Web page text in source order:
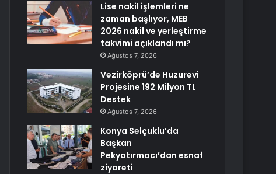
Lise nakil işlemleri ne
zaman başlıyor, MEB
2026 nakil ve yerleştirme
takvimi açıklandı mı?
Ağustos 7, 2026
Vezirköprü’de Huzurevi
Projesine 192 Milyon TL
Destek
Ağustos 7, 2026
Konya Selçuklu’da
Başkan
Pekyatırmacı’dan esnaf
ziyareti